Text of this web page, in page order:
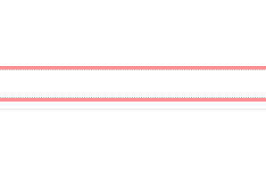
кого-то разорвало в клочья